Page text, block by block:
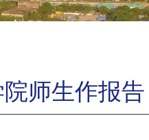
师生作报告